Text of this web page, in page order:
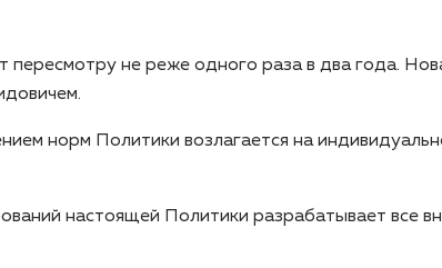
не реже одного раза в два года.
норм Политики возлагается на
настоящей Политики разрабатывает все